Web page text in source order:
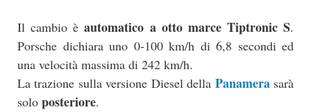
Il cambio èautomatico a otto marce Tiptronic S.
Porsche dichiara uno 0-100 km/h di 6,8 secondi ed
una velocità massima di 242 km/h.
La trazione sulla versione Diesel della Panamerasarà
solo posteriore.